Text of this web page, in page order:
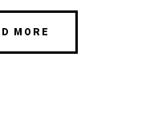
MORE